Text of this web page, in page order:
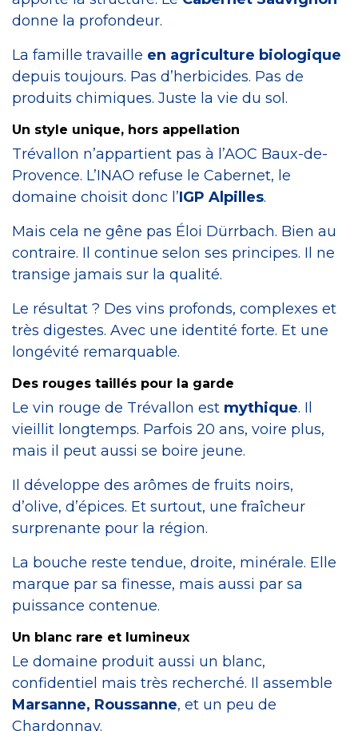
donne la profondeur.
La famille travaille en agriculture biologique
depuis toujours. Pas d’herbicides. Pas de
produits chimiques. Juste la vie du sol.
Un style unique, hors appellation
Trévallon n’appartient pas à l’AOC Baux-de-
Provence. L’INAO refuse le Cabernet, le
domaine choisit donc l’IGP Alpilles.
Mais cela ne gêne pas Éloi Dürrbach. Bien au
contraire. Il continue selon ses principes. Il ne
transige jamais sur la qualité.
Le résultat ? Des vins profonds, complexes et
très digestes. Avec une identité forte. Et une
longévité remarquable.
Des rouges taillés pour la garde
Le vin rouge de Trévallon est mythique. Il
vieillit longtemps. Parfois 20 ans, voire plus,
mais il peut aussi se boire jeune.
Il développe des arômes de fruits noirs,
d’olive, d’épices. Et surtout, une fraîcheur
surprenante pour la région.
La bouche reste tendue, droite, minérale. Elle
marque par sa finesse, mais aussi par sa
puissance contenue.
Un blanc rare et lumineux
Le domaine produit aussi un blanc,
confidentiel mais très recherché. Il assemble
Marsanne, Roussanne, et un peu de
Chardonnay.